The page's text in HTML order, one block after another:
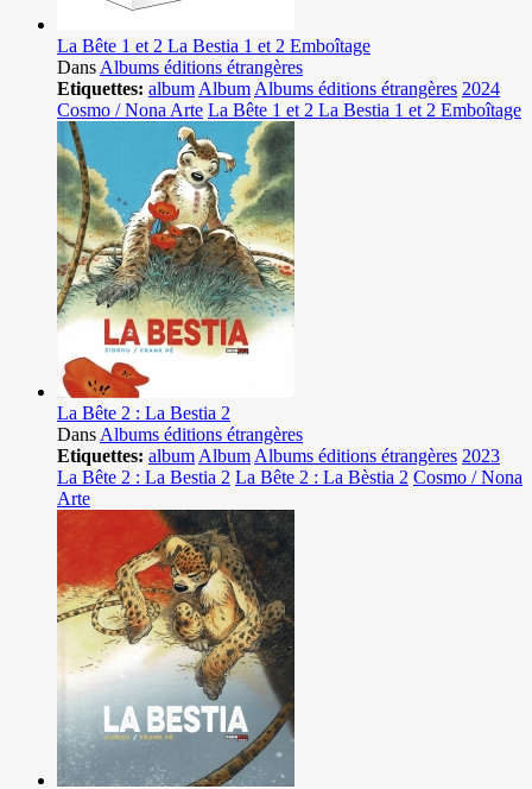
La Bête 1 et 2 La Bestia 1 et 2 Emboîtage
Dans Albums éditions étrangères
Etiquettes: album Album Albums éditions étrangères 2024
Cosmo / Nona Arte La Bête 1 et 2 La Bestia 1 et 2 Emboîtage
La Bête 2 : La Bestia 2
Dans Albums éditions étrangères
Etiquettes: album Album Albums éditions étrangères 2023
La Bête 2 : La Bestia 2 La Bête 2 : La Bèstia 2 Cosmo / Nona
Arte